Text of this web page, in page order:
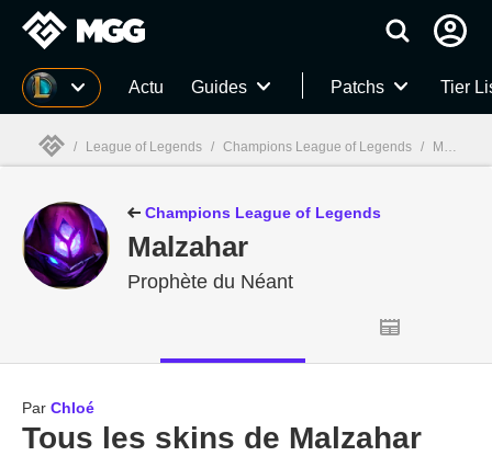
MGG Actu Guides Patchs Tier
MGG
/ League of Legends / Champions League of Legends / Malzahar
Champions League of Legends
Malzahar
Prophète du Néant
Par Chloé
Tous les skins de Malzahar